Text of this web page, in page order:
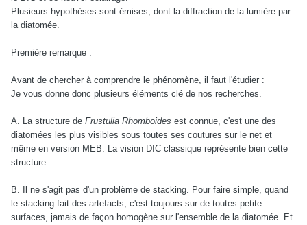
Plusieurs hypothèses sont émises, dont la diffraction de la lumière par
la diatomée.
Première remarque :
Avant de chercher à comprendre le phénomène, il faut l'étudier :
Je vous donne donc plusieurs éléments clé de nos recherches.
A. La structure de Frustulia Rhomboides est connue, c'est une des
diatomées les plus visibles sous toutes ses coutures sur le net et
même en version MEB. La vision DIC classique représente bien cette
structure.
B. Il ne s'agit pas d'un problème de stacking. Pour faire simple, quand
le stacking fait des artefacts, c'est toujours sur de toutes petite
surfaces, jamais de façon homogène sur l'ensemble de la diatomée. Et